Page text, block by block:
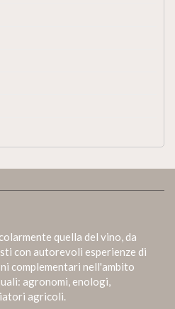
quella del vino, da
con autorevoli esperienze di
complementari nell'ambito
agronomi, enologi,
agricoli.